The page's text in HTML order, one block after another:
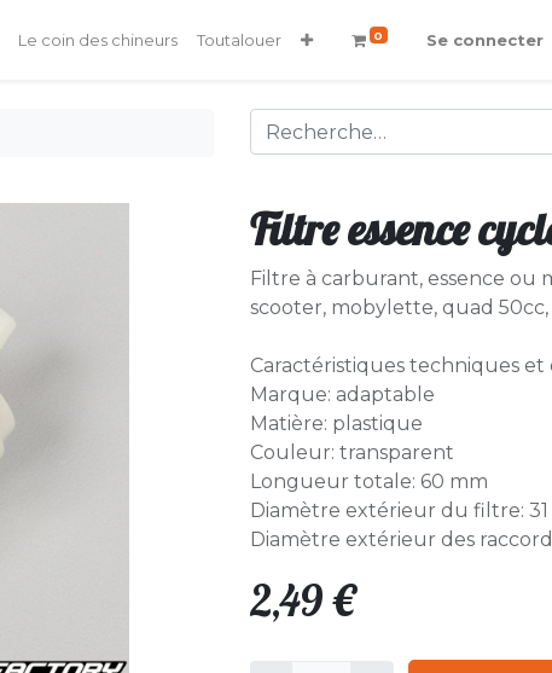
Le coin des chineurs Toutalouer 0 Se connecter
Filtre essence
Filtre à carburant, essence ou
scooter, mobylette, quad
Caractéristiques techniques
Marque: adaptable
Matière: plastique
Couleur: transparent
Longueur totale: 60 mm
Diamètre extérieur du filtre:
Diamètre extérieur des
2,49€